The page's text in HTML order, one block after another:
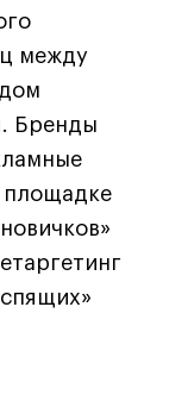
30 92
30 92
между
Бренды
площадке